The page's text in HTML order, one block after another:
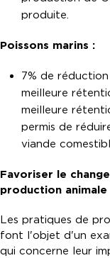
produite.
Poissons marins :
7% de
meilleure
meilleure
permis de
viande
Favoriser le
production animale
Les pratiques de
font l'objet d'un
qui concerne leur